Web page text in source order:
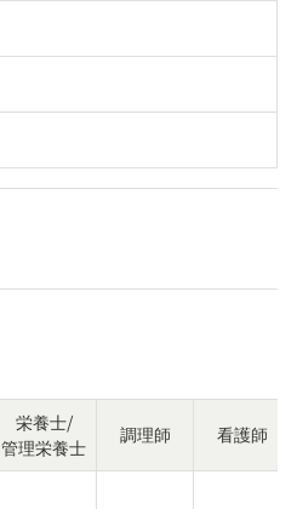
栄養士/
管理栄養士
調理師 看護師